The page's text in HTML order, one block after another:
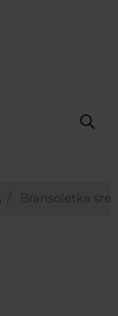
Bransoletka